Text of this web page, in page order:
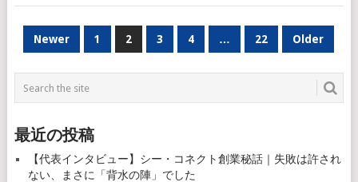
ナ
ゲ
ー
Newer 1 2 3 4 … 22 Older
最近の投稿
【代表インタビュー】シー・コネクト創業秘話｜失敗は許され
ない、まさに「背水の陣」でした